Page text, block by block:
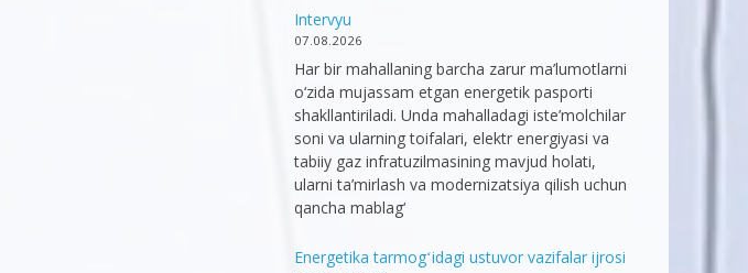
Intervyu
07.08.2026
Har bir mahallaning barcha zarur ma’lumotlarni
o‘zida mujassam etgan energetik pasporti
shakllantiriladi. Unda mahalladagi iste’molchilar
soni va ularning toifalari, elektr energiyasi va
tabiiy gaz infratuzilmasining mavjud holati,
ularni ta’mirlash va modernizatsiya qilish uchun
qancha mablag‘
Energetika tarmogʻidagi ustuvor vazifalar ijrosi